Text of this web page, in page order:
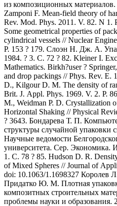
из композиционных
Zamponi F. Mean-field theory of
Rev. Mod. Phys. 2011. V. 82. N 1.
Some geometrical properties of
cylindrical vessels // Nuclear
P. 153 ? 179. Слоэн Н. Дж. А.
1984. ? 3. С. 72 ? 82. Kleiner I.
Mathematics. Birkh?user ?
and drop packings // Phys. Rev. E.
D., Kilgour D. M. The density of
Brit. J. Appl. Phys. 1969. V. 2. P.
M., Weidman P. D. Crystallization
Horizontal Shaking // Physical
? 3643. Бондарева Т. П.
структуры случайной упаковки
Научные ведомости
университета. Сер. Экономика.
1. С. 78 ? 85. Hudson D. R.
of Mixed Spheres // Journal of
doi: 10.1063/1.1698327 Королев
Придатко Ю. М. Плотная
композитных строительных
проблемы науки и образования.